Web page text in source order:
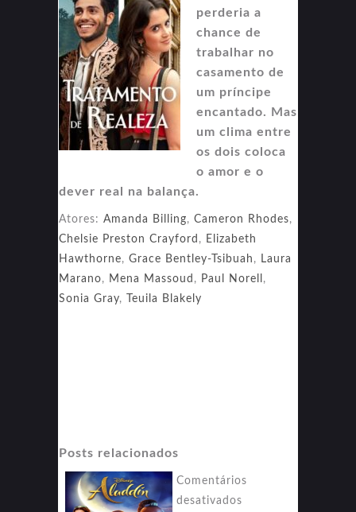
perderia a
chance de
trabalhar no
casamento de
um príncipe
encantado. Mas
um clima entre
os dois coloca
o amor e o
dever real na balança.
Atores: Amanda Billing, Cameron Rhodes,
Chelsie Preston Crayford , Elizabeth
Hawthorne, Grace Bentley-Tsibuah ,
Laura
Marano, Mena Massoud , Paul Norell ,
Sonia Gray, Teuila Blakely
Posts relacionados
Comentários
desativados